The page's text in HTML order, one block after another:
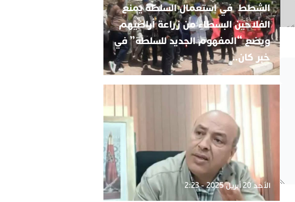
الشطط في استعمال السلطة يمنع
الفلاحين البسطاء من زراعة أراضيهم
ويضع “المفهوم الجديد للسلطة” في
خبر كان..
الأحد 20 أبريل 2025 - 2:23